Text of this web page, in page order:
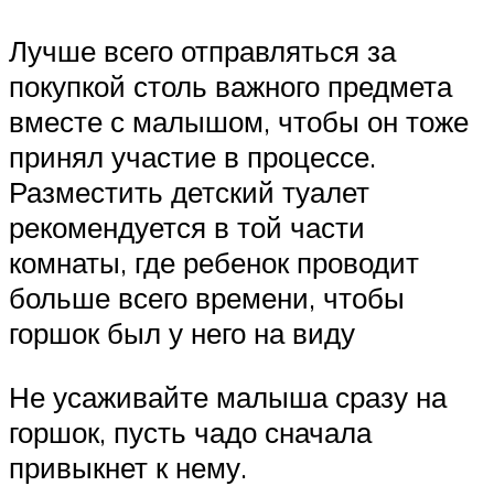
Лучше всего отправляться за
покупкой столь важного предмета
вместе с малышом, чтобы он тоже
принял участие в процессе.
Разместить детский туалет
рекомендуется в той части
комнаты, где ребенок проводит
больше всего времени, чтобы
горшок был у него на виду
Не усаживайте малыша сразу на
горшок, пусть чадо сначала
привыкнет к нему.